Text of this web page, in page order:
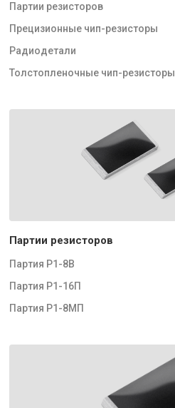
Партии резисторов
Прецизионные чип-резисторы
Радиодетали
Толстопленочные чип-резисторы
Партии резисторов
Партия Р1-8В
Партия Р1-16П
Партия Р1-8МП